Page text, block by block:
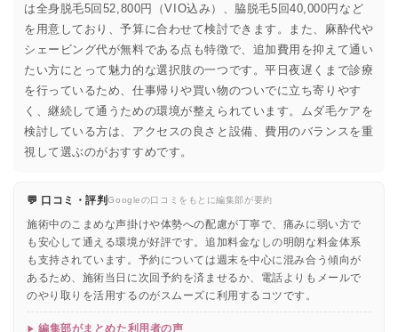
は全身脱毛5回52,800円（VIO込み）、脇脱毛5回40,000円など
を用意しており、予算に合わせて検討できます。また、麻酔代や
シェービング代が無料である点も特徴で、追加費用を抑えて通い
たい方にとって魅力的な選択肢の一つです。平日夜遅くまで診療
を行っているため、仕事帰りや買い物のついでに立ち寄りやす
く、継続して通うための環境が整えられています。ムダ毛ケアを
検討している方は、アクセスの良さと設備、費用のバランスを重
視して選ぶのがおすすめです。
💬 口コミ・評判Googleの口コミをもとに編集部が要約
施術中のこまめな声掛けや体勢への配慮が丁寧で、痛みに弱い方で
も安心して通える環境が好評です。追加料金なしの明朗な料金体系
も支持されています。予約については週末を中心に混み合う傾向が
あるため、施術当日に次回予約を済ませるか、電話よりもメールで
のやり取りを活用するのがスムーズに利用するコツです。
編集部がまとめた利用者の声